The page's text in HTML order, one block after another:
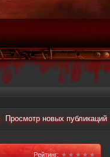
Просмотр новых публикаций
Рейтинг: